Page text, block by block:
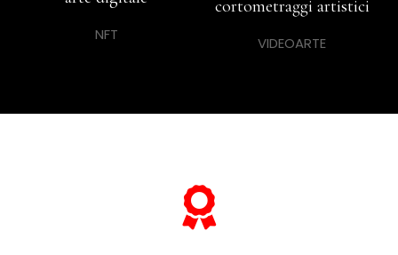
NFT
cortometraggi artistici
VIDEOARTE